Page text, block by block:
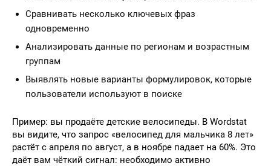
Сравнивать несколько ключевых фраз
одновременно
Анализировать данные по регионам и возрастным
группам
Выявлять новые варианты формулировок, которые
пользователи используют в поиске
Пример: вы продаёте детские велосипеды. В Wordstat
вы видите, что запрос «велосипед для мальчика 8 лет»
растёт с апреля по август, а в ноябре падает на 60%. Это
даёт вам чёткий сигнал: необходимо активно